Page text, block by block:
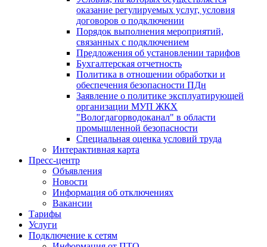
оказание регулируемых услуг, условия
договоров о подключении
Порядок выполнения мероприятий,
связанных с подключением
Предложения об установлении тарифов
Бухгалтерская отчетность
Политика в отношении обработки и
обеспечения безопасности ПДн
Заявление о политике эксплуатирующей
организации МУП ЖКХ
"Вологдагорводоканал" в области
промышленной безопасности
Специальная оценка условий труда
Интерактивная карта
Пресс-центр
Объявления
Новости
Информация об отключениях
Вакансии
Тарифы
Услуги
Подключение к сетям